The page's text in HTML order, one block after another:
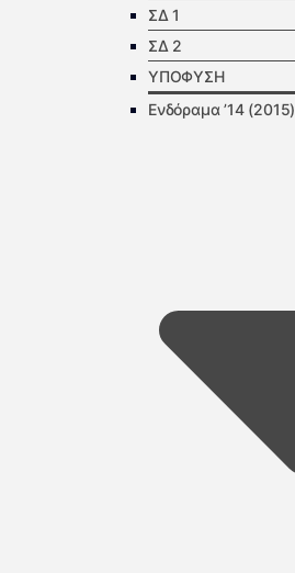
ΣΔ 1
ΣΔ 2
ΥΠΟΦΥΣΗ
Ενδόραμα ’14 (2015)